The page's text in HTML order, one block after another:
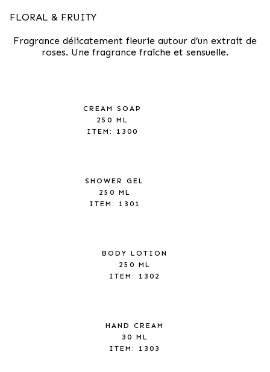
FLORAL & FRUITY
Fragrance délicatement fleurie autour d’un extrait de
roses. Une fragrance fraîche et sensuelle.
CREAM SOAP
250 ML
ITEM: 1300
SHOWER GEL
250 ML
ITEM: 1301
BODY LOTION
250 ML
ITEM: 1302
HAND CREAM
30 ML
ITEM: 1303